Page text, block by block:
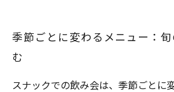
季節ごとに変わるメニュー：
む
スナックでの飲み会は、季節ごとに